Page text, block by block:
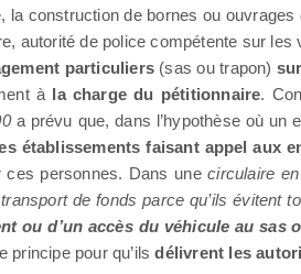
construction de bornes ou
de police compétente sur les
particuliers(sas ou trapon)
à la charge du pétitionnaire.
a prévu que, dans l’hypothèse où un
établissements faisant appel aux
personnes. Dans unecirculaire en
de fonds parce qu’ils évitent
ou d’un accès du véhicule au sas
principe pour qu’ils délivrent les